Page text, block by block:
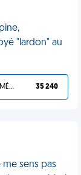
"lardon" au
TU L'AS BIEN MÉRITÉ 35 240
sens pas